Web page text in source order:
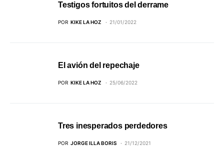
Testigos fortuitos del derrame
POR KIKE LA HOZ 21/01/2022
El avión del repechaje
POR KIKE LA HOZ 25/06/2022
Tres inesperados perdedores
POR JORGE ILLA BORIS 21/12/2021